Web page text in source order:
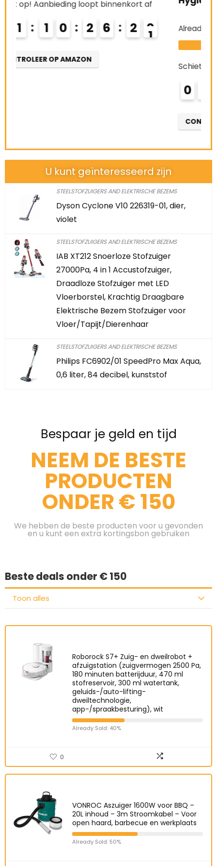
Already Sold:21 Available:31
Schiet op! Aanbieding loopt binnenkort af
U kunt geïnteresseerd zijn
STEELSTOFZUIGERS AND ELEKTRISCHE BEZEMS
Dyson Cyclone V10 226319-01, dier,
violet
STEELSTOFZUIGERS AND ELEKTRISCHE BEZEMS
IAB XT212 Snoerloze Stofzuiger
27000Pa, 4 in 1 Accustofzuiger,
Draadloze Stofzuiger met LED
Vloerborstel, Krachtig Draagbare
Elektrische Bezem Stofzuiger voor
Vloer/Tapijt/Dierenhaar
STEELSTOFZUIGERS AND ELEKTRISCHE BEZEMS
Philips FC6902/01 SpeedPro Max Aqua,
0,6 liter, 84 decibel, kunststof
Bespaar je geld en tijd
NEEM DE BESTE
PRODUCTEN
ONDER € 150
We hebben de beste producten voor u gevonden
en u kunt een extra kortingsbon gebruiken
Beste deals onder € 150
Toon alles
Roborock S7+ Zuig- en dweilrobot +
afzuigstation (zuigvermogen 2500 Pa,
180 minuten batterijduur, 470 ml
stofreservoir, 300 ml watertank,
geluids-/auto-lifting-
dweiltechnologie,
app-/spraakbesturing), wit
Already Sold: 40%
0
VONROC Aszuiger 1600W voor BBQ –
20L inhoud – 3m Stroomkabel – Voor
open haard, barbecue en werkplaats
Already Sold: 50%